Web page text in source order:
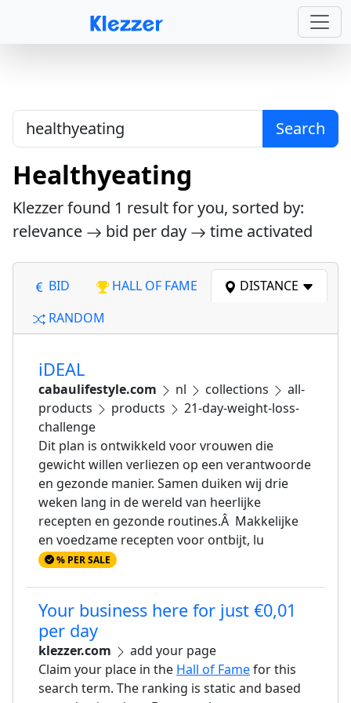
Search
Healthyeating
Klezzer found 1 result for you, sorted by:
relevance
bid per day time activated
BID HALL OF FAME
DISTANCE
RANDOM
iDEAL
cabaulifestyle.com nl collections
all-
products
products
21-day-weight-loss-
challenge
Dit plan is ontwikkeld voor vrouwen die
gewicht willen verliezen op een verantwoorde
en gezonde manier. Samen duiken wij drie
weken lang in de wereld van heerlijke
recepten en gezonde routines.Â Makkelijke
en voedzame recepten voor ontbijt, lu
% PER SALE
Your business here for just €0,01
per day
klezzer.com
add your page
Claim your place in the Hall of Famefor this
search term. The ranking is static and based